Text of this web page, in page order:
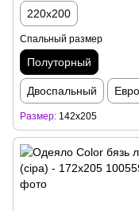
220x200
Спальный размер
Полуторный
Двоспальный Евро
Размер 142x205